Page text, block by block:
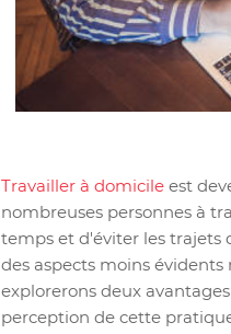
Travailler à domicileest
nombreuses personnes à
temps et d'éviter les trajets
des aspects moins
explorerons deux
perception de cette